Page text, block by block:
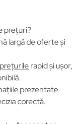
prețuri?
largă de oferte și
rapid și ușor,
prezentate
corectă.